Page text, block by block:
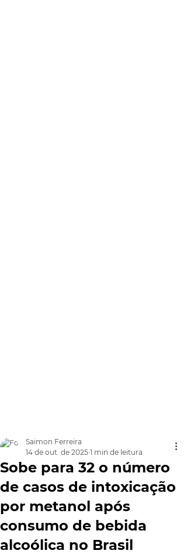
Sobe para 32 o número
de casos de intoxicação
por metanol após
consumo de bebida
alcoólica no Brasil
Saimon Ferreira
14 de out. de 2025 1 min de leitura